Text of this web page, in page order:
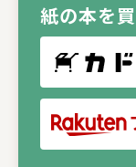
紙の本を